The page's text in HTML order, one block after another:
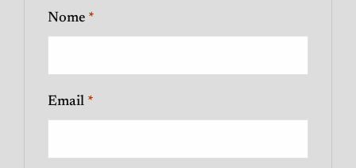
Nome *
Email *